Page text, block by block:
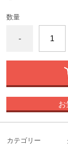
数量
-
お
カテゴリー